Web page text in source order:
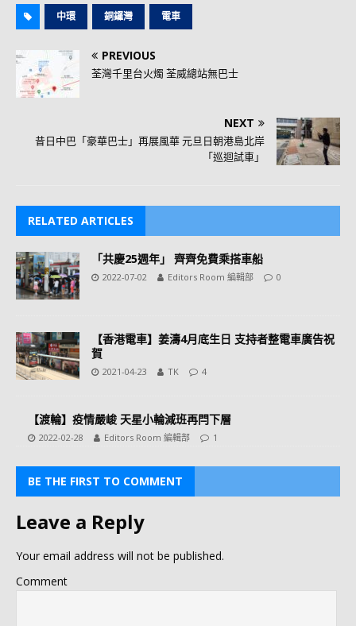
中環 銅鑼灣 電車
PREVIOUS
荃灣千里台火燭 荃威總站無巴士
NEXT
昔日中巴「豪華巴士」再展風華 元旦日朝港島北岸
「巡迴試車」
RELATED ARTICLES
「共慶25週年」 齊齊免費乘搭車船
2022-07-02 Editors Room 編輯部 0
【香港電車】姜濤4月底生日 支持者整電車廣告祝
賀
2021-04-23 TK 4
【渡輪】疫情嚴峻 天星小輪減班再閂下層
2022-02-28 Editors Room 編輯部 1
BE THE FIRST TO COMMENT
Leave a Reply
Your email address will not be published.
Comment